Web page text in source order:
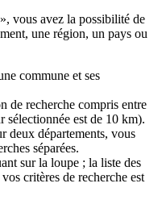
vous avez la possibilité de
une région, un pays ou
commune et ses
de recherche compris entre
sélectionnée est de 10 km).
deux départements, vous
séparées.
sur la loupe ; la liste des
critères de recherche est